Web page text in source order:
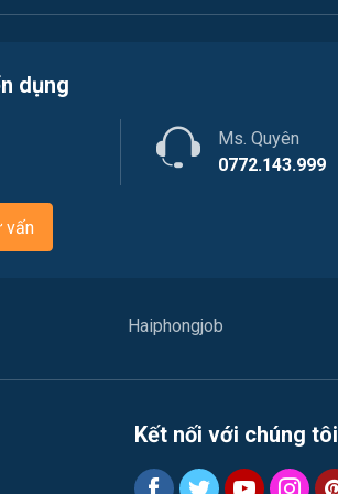
Y tế
Ngành khác
Việc làm Nam Đồ Sơn
Việc làm Hưng Đạo
Việc làm An Hải
Việc làm Thành Đông
dụng
Ms. Quyên
0772.143.999
vấn
Haiphongjob
Kết nối với chúng tôi